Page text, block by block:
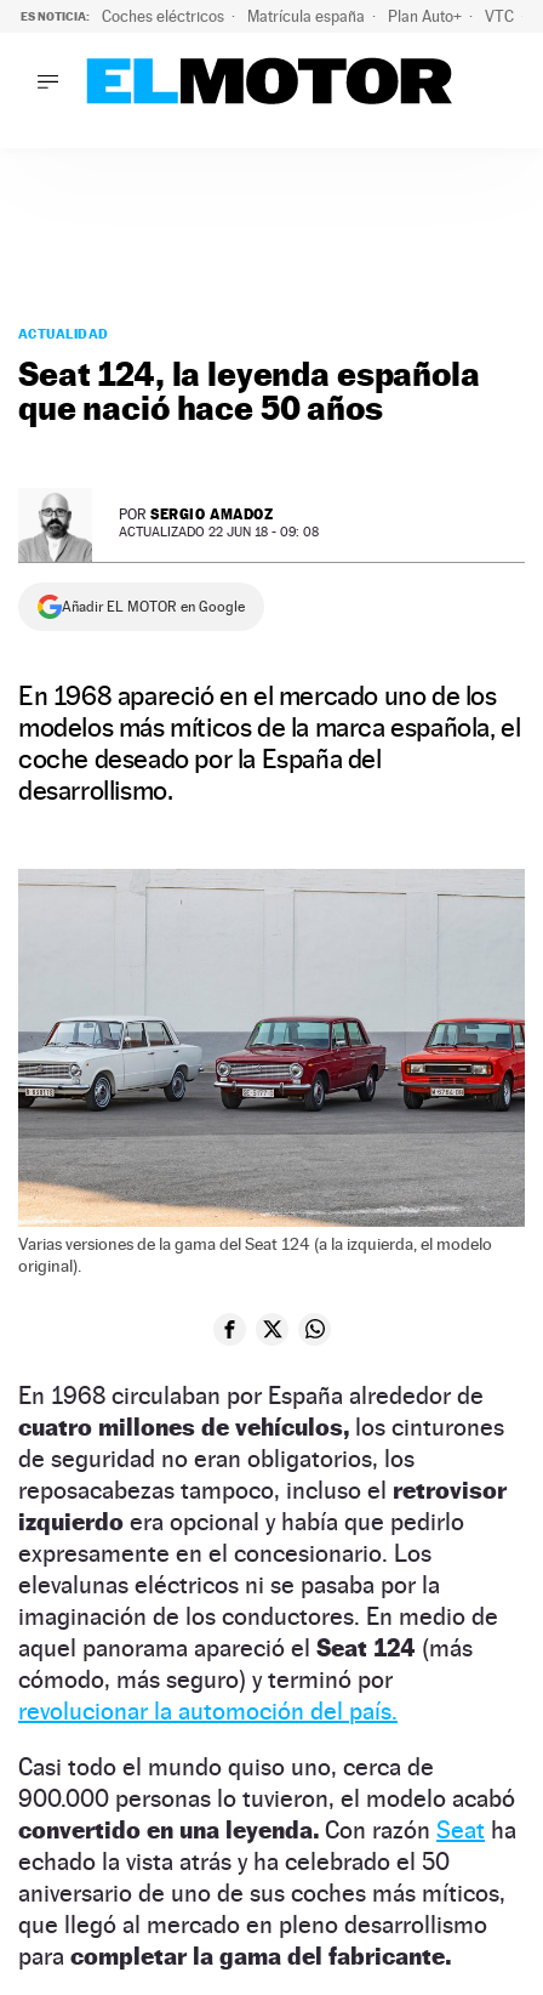
ES NOTICIA: Coches eléctricos Matrícula españa Plan Auto+ VTC
PODCAST
MOTOS
TECNOLOGÍA
SUPERCOCHES
PREMIOS
SERVICIOS
ACTUALIDAD
Seat 124, la leyenda española
que nació hace 50 años
POR SERGIO AMADOZ
ACTUALIZADO 22 JUN 18 - 09: 08
Añadir EL MOTOR en Google
En 1968 apareció en el mercado uno de los
modelos más míticos de la marca española, el
coche deseado por la España del
desarrollismo.
Varias versiones de la gama del Seat 124 (a la izquierda, el modelo
original).
En 1968 circulaban por España alrededor de
cuatro millones de vehículos, los cinturones
de seguridad no eran obligatorios, los
reposacabezas tampoco, incluso el retrovisor
izquierdo era opcional y había que pedirlo
expresamente en el concesionario. Los
elevalunas eléctricos ni se pasaba por la
imaginación de los conductores. En medio de
aquel panorama apareció el Seat 124 (más
cómodo, más seguro) y terminó por
revolucionar la automoción del país.
Casi todo el mundo quiso uno, cerca de
900.000 personas lo tuvieron, el modelo acabó
convertido en una leyenda. Con razón Seat ha
echado la vista atrás y ha celebrado el 50
aniversario de uno de sus coches más míticos,
que llegó al mercado en pleno desarrollismo
para completar la gama del fabricante.